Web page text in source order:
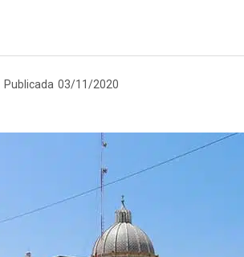
Publicada 03/11/2020